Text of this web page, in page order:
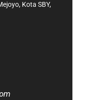
Kota SBY,